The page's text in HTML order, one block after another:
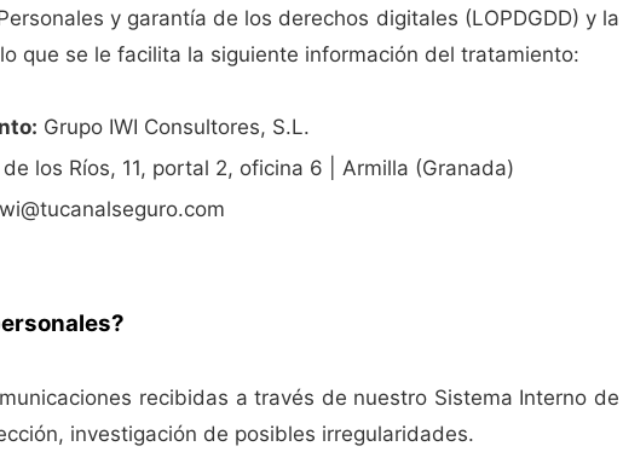
y garantía de los derechos digitales (LOPDGDD) y la
que se le facilita la siguiente información del tratamiento:
Grupo IWI Consultores, S.L.
los Ríos, 11, portal 2, oficina 6 | Armilla (Granada)
recibidas a través de nuestro Sistema Interno de
investigación de posibles irregularidades.